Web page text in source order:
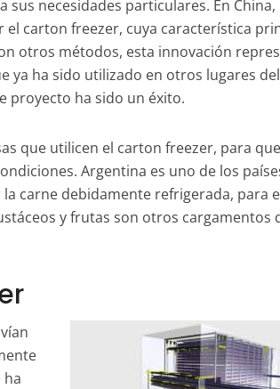
necesidades particulares. En China,
carton freezer, cuya característica
otros métodos, esta innovación
ya ha sido utilizado en otros lugares
proyecto ha sido un éxito.
que utilicen el carton freezer, para
Argentina es uno de los
carne debidamente refrigerada, para
y frutas son otros cargamentos
ha